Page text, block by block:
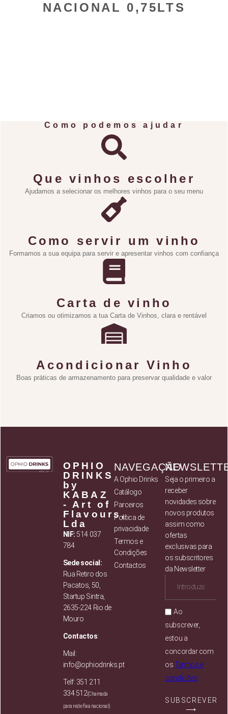
NACIONAL 0,75LTS
Como podemos ajudar
Que vinhos escolher
Ajudamos a selecionar os melhores vinhos para o seu menu
Como servir um vinho
Formamos a sua equipa para servir e apresentar vinhos com confiança
Carta de vinho
Criamos ou otimizamos a tua Carta de Vinhos, clara e rentável
Acondicionar Vinho
Boas práticas de armazenamento para preservar qualidade e valor
OPHIO
DRINKS
by
KABAZ
- Art of
Flavours,
Lda
NIF: 514 037
784
Sede social:
Rua Retiro dos
Pacatos, 50,
Startup Sintra,
2635-224 Rio de
Mouro
Contactos:
Mail:
info@ophiodrinks.pt
Telf: 351 211
334 512(Chamada
para rede fixa nacional)
NAVEGAÇÃO
A Ophio Drinks
Catálogo
Parceiros
Política de
privacidade
Termos e
Condições
Contactos
Seja o primeiro a
receber
novidades sobre
novos produtos
assim como
ofertas
exclusivas para
os subscritores
da Newsletter
Ao
subscrever,
estou a
concordar com
osTermos e
condições
SUBSCREVER
⟶